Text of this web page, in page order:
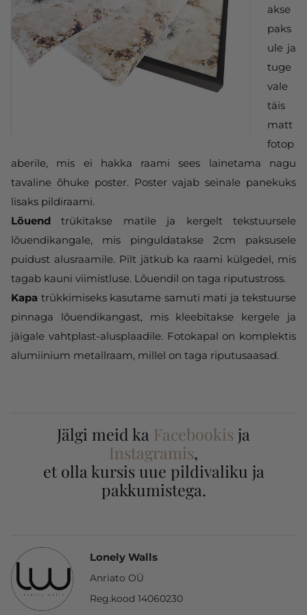
akse
paks
ule ja
tuge
vale
täis
matt
fotop
aberile, mis ei hakka raami sees lainetama nagu
tavaline õhuke poster. Poster vajab seinale panekuks
lisaks pildiraami.
Lõuend trükitakse matile ja kergelt tekstuursele
lõuendikangale, mis pinguldatakse 2cm paksusele
puidust alusraamile. Pilt jätkub ka raami külgedel, mis
tagab kauni viimistluse. Lõuendil on taga riputustross.
Kapa trükkimiseks kasutame samuti mati ja tekstuurse
pinnaga lõuendikangast, mis kleebitakse kergele ja
jäigale vahtplast-alusplaadile. Fotokapal on komplektis
alumiinium metallraam, millel on taga riputusaasad.
Jälgi meid ka Facebookis ja
Instagramis,
et olla kursis uue pildivaliku ja
pakkumistega.
Lonely Walls
Anriato OÜ
Reg.kood 14060230